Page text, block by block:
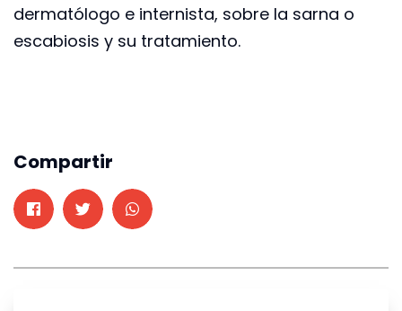
dermatólogo e internista, sobre la sarna o
escabiosis y su tratamiento.
Compartir